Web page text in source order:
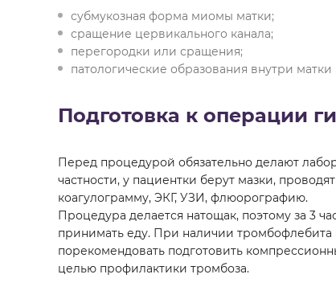
субмукозная форма миомы матки;
сращение цервикального канала;
перегородки или сращения;
патологические образования внутри
Подготовка к операции
Перед процедурой обязательно делают
частности, у пациентки берут мазки,
коагулограмму, ЭКГ, УЗИ, флюорографию.
Процедура делается натощак, поэтому за 3
принимать еду. При наличии
порекомендовать подготовить
целью профилактики тромбоза.